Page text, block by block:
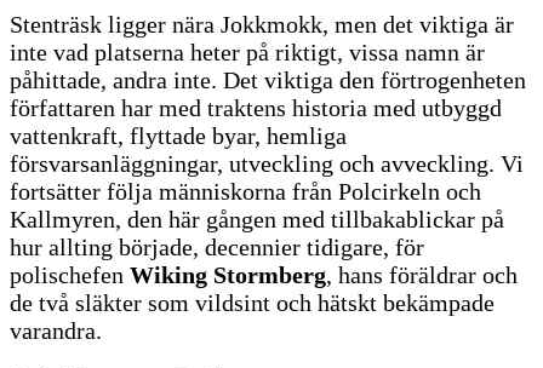
Stenträsk ligger nära Jokkmokk, men det viktiga är
inte vad platserna heter på riktigt, vissa namn är
påhittade, andra inte. Det viktiga den förtrogenheten
författaren har med traktens historia med utbyggd
vattenkraft, flyttade byar, hemliga
försvarsanläggningar, utveckling och avveckling. Vi
fortsätter följa människorna från Polcirkeln och
Kallmyren, den här gången med tillbakablickar på
hur allting började, decennier tidigare, för
polischefen Wiking Stormberg, hans föräldrar och
de två släkter som vildsint och hätskt bekämpade
varandra.